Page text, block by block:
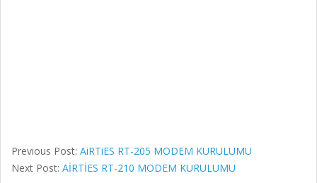
Previous Post: AiRTiES RT-205 MODEM KURULUMU
Next Post: AİRTİES RT-210 MODEM KURULUMU